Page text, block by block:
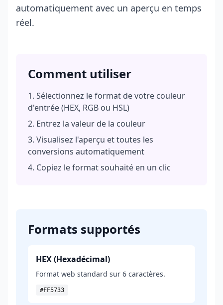
automatiquement avec un aperçu en temps
réel.
Comment utiliser
Sélectionnez le format de votre couleur
d'entrée (HEX, RGB ou HSL)
Entrez la valeur de la couleur
Visualisez l'aperçu et toutes les
conversions automatiquement
Copiez le format souhaité en un clic
Formats supportés
HEX (Hexadécimal)
Format web standard sur 6 caractères.
#FF5733